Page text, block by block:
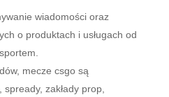
wiadomości oraz
o produktach i usługach od
mecze csgo są
zakłady prop,